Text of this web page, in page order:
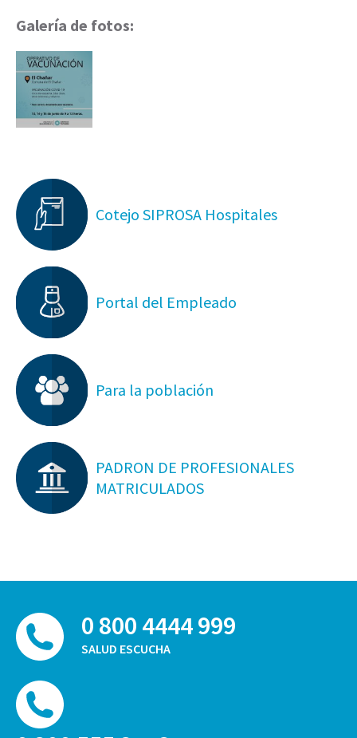
Galería de fotos:
Cotejo SIPROSA Hospitales
Portal del Empleado
Para la población
PADRON DE PROFESIONALES
MATRICULADOS
0 800 4444 999
SALUD ESCUCHA